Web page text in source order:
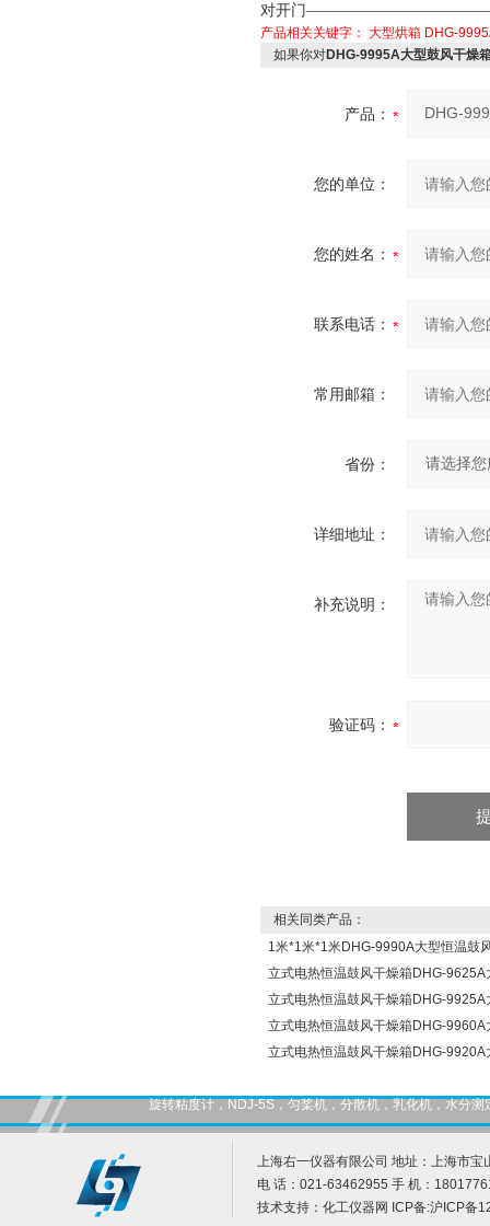
对开门
产品相关关键字： 大型烘箱 DHG-
如果你对DHG-9995A大型鼓风干燥
产品：
您的单位：
您的姓名：
联系电话：
常用邮箱：
省份：
详细地址：
补充说明：
验证码：
相关同类产品：
1米*1米*1米DHG-9990A大型恒温鼓
立式电热恒温鼓风干燥箱DHG-9625A
立式电热恒温鼓风干燥箱DHG-9925A
立式电热恒温鼓风干燥箱DHG-9960A
立式电热恒温鼓风干燥箱DHG-9920A
旋转粘度计，NDJ-5S，匀桨机，分散机，乳化机，水分
上海右一仪器有限公司 地址：上海市宝
电 话：021-63462955 手 机：
技术支持： 化工仪器网 ICP备:沪ICP备